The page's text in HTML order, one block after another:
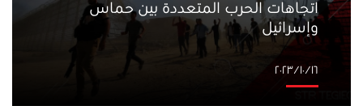
اتجاهات الحرب المتعددة بين حماس
وإسرائيل
١٦‏/١٠‏/٢٠٢٣